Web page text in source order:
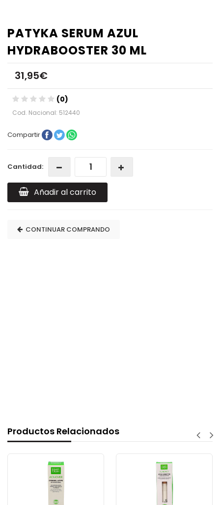
PATYKA SERUM AZUL
HYDRABOOSTER 30 ML
31,95€
(0)
Cod. Nacional: 512440
Compartir
Cantidad:
Añadir al carrito
CONTINUAR COMPRANDO
Productos Relacionados